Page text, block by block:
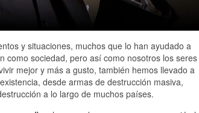
y situaciones, muchos que lo han ayudado a
como sociedad, pero así como nosotros los seres
mejor y más a gusto, también hemos llevado a
desde armas de destrucción masiva,
a lo largo de muchos países.